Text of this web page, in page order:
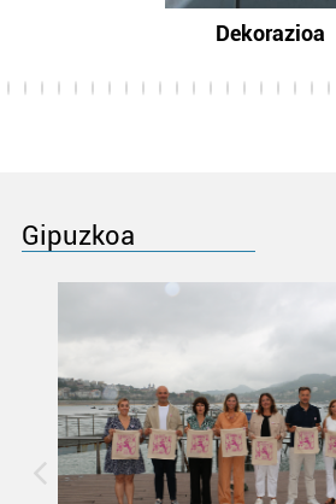
Dekorazioa
Gipuzkoa